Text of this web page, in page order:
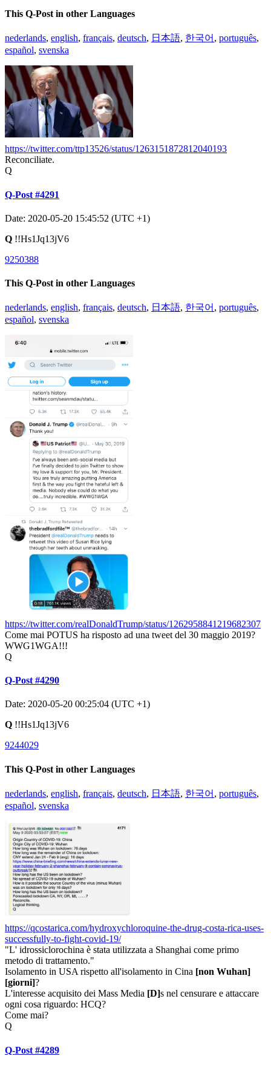
This Q-Post in other Languages
nederlands, english, français, deutsch, 日本語, 한국어 , português,
español, svenska
https://twitter.com/ttp13526/status/1263151872812040193
Reconciliate.
Q
Q-Post #4291
Date: 2020-05-20 15:45:52 (UTC +1)
Q !!Hs1Jq13jV6
9250388
This Q-Post in other Languages
nederlands, english, français, deutsch, 日本語, 한국어 , português,
español, svenska
https://twitter.com/realDonaldTrump/status/1262958841219682307
Come mai POTUS ha risposto ad una tweet del 30 maggio 2019?
WWG1WGA!!!
Q
Q-Post #4290
Date: 2020-05-20 00:25:04 (UTC +1)
Q !!Hs1Jq13jV6
9244029
This Q-Post in other Languages
nederlands, english, français, deutsch, 日本語, 한국어 , português,
español, svenska
https://qcostarica.com/hydroxychloroquine-the-drug-costa-rica-uses-
successfully-to-fight-covid-19/
"L' idrossiclorochina è stata utilizzata a Shanghai come primo
metodo di trattamento."
Isolamento in USA rispetto all'isolamento in Cina [non Wuhan]
[giorni]?
L'interesse acquisito dei Mass Media [D]s nel censurare e attaccare
ogni cosa riguardo: HCQ?
Come mai?
Q
Q-Post #4289